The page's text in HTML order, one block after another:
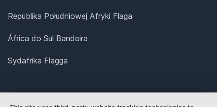
Republika Południowej Afryki Flaga
África do Sul Bandeira
Sydafrika Flagga